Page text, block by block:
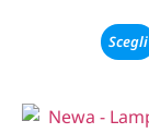
Scegli